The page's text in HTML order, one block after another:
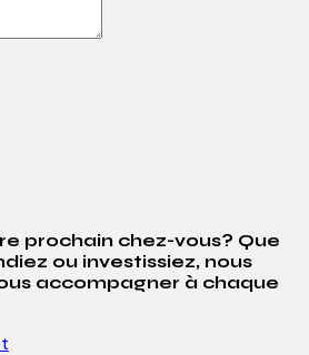
prochain chez-vous? Que
ou investissiez, nous
accompagner à chaque